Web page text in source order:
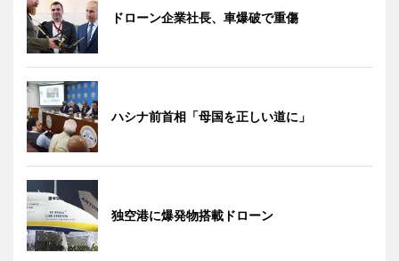
ドローン企業社長、車爆破で重傷
ハシナ前首相「母国を正しい道に」
独空港に爆発物搭載ドローン